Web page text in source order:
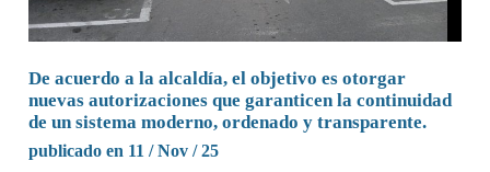
De acuerdo a la alcaldía, el objetivo es otorgar
nuevas autorizaciones que garanticen la continuidad
de un sistema moderno, ordenado y transparente.
publicado en 11 / Nov / 25